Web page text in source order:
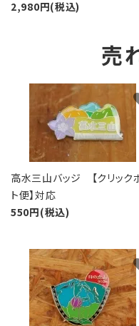
2,980円(税込)
売
高水三山バッジ 【クリック
ト便】対応
550円(税込)